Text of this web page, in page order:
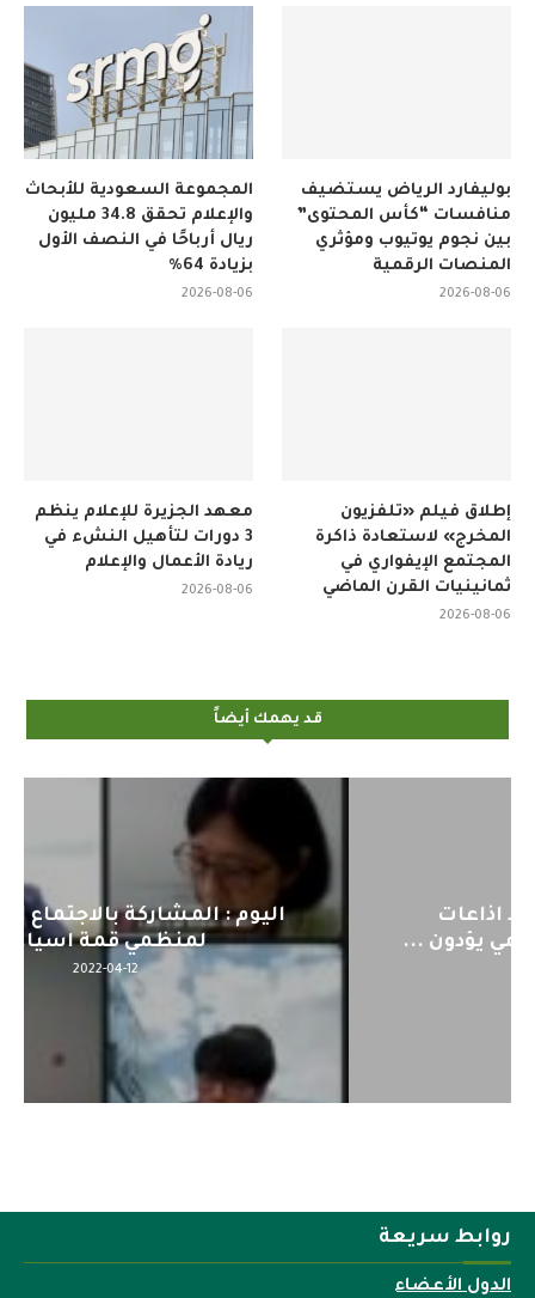
المجموعة السعودية للأبحاث
والإعلام تحقق 34.8 مليون
ريال أرباحًا في النصف الأول
بزيادة 64%
2026-08-06
بوليفارد الرياض يستضيف
منافسات “كأس المحتوى”
بين نجوم يوتيوب ومؤثري
المنصات الرقمية
2026-08-06
معهد الجزيرة للإعلام ينظم
3 دورات لتأهيل النشء في
ريادة الأعمال والإعلام
2026-08-06
إطلاق فيلم «تلفزيون
المخرج» لاستعادة ذاكرة
المجتمع الإيفواري في
ثمانينيات القرن الماضي
2026-08-06
قد يهمك أيضاً
اليوم : المشاركة بالاجتماع التحضيري
لمنظمي قمة اسيا...
2022-04-12
روابط سريعة
الدول الأعضاء